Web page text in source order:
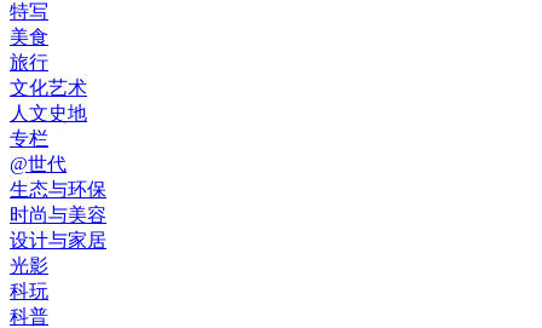
特写
美食
旅行
文化艺术
人文史地
专栏
@世代
生态与环保
时尚与美容
设计与家居
光影
科玩
科普